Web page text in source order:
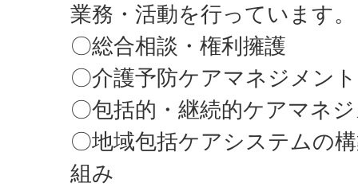
業務・活動を行っています。
〇総合相談・権利擁護
〇介護予防ケアマネジメント
〇包括的・継続的ケアマネ
〇地域包括ケアシステムの
組み